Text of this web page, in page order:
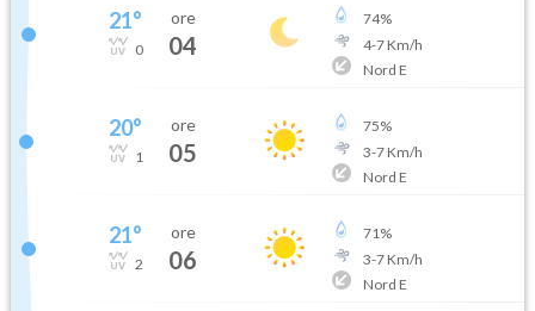
21°
0
ore
04
74%
4-7Km/h
Nord E
20°
1
ore
05
75%
3-7Km/h
Nord E
21°
2
ore
06
71%
3-7Km/h
Nord E